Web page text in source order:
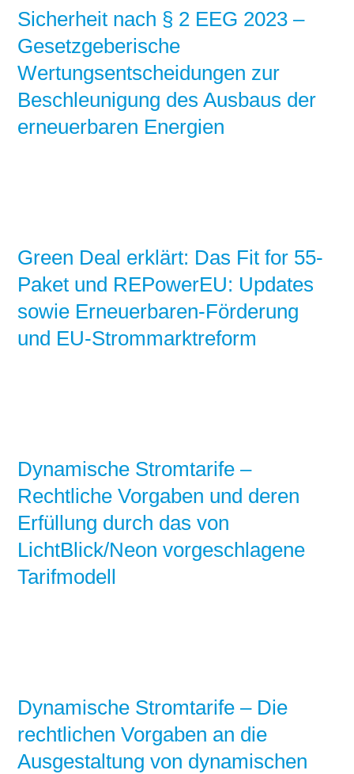
Sicherheit nach § 2 EEG 2023 –
Gesetzgeberische
Wertungsentscheidungen zur
Beschleunigung des Ausbaus der
erneuerbaren Energien
Green Deal erklärt: Das Fit for 55-
Paket und REPowerEU: Updates
sowie Erneuerbaren-Förderung
und EU-Strommarktreform
Dynamische Stromtarife –
Rechtliche Vorgaben und deren
Erfüllung durch das von
LichtBlick/Neon vorgeschlagene
Tarifmodell
Dynamische Stromtarife – Die
rechtlichen Vorgaben an die
Ausgestaltung von dynamischen